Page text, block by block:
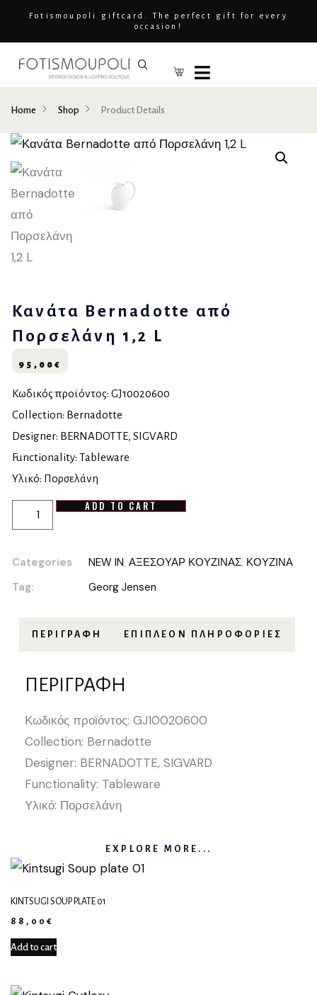
Fotismoupoli giftcard. The perfect gift for every
occasion!
Home Shop Product Details
Κανάτα Bernadotte από
Πορσελάνη 1,2 L
95,00€
Κωδικός προϊόντος: GJ10020600
Collection: Bernadotte
Designer: BERNADOTTE, SIGVARD
Functionality: Tableware
Υλικό: Πορσελάνη
ADD TO CART
Categories NEW IN, ΑΞΕΣΟΥΑΡ ΚΟΥΖΙΝΑΣ, ΚΟΥΖΙΝΑ
Tag:
Georg Jensen
ΠΕΡΙΓΡΑΦΉ ΕΠΙΠΛΈΟΝ ΠΛΗΡΟΦΟΡΊΕΣ
ΠΕΡΙΓΡΑΦΉ
Κωδικός προϊόντος: GJ10020600
Collection: Bernadotte
Designer: BERNADOTTE, SIGVARD
Functionality: Tableware
Υλικό: Πορσελάνη
EXPLORE MORE...
KINTSUGI SOUP PLATE 01
88,00 €
Add to cart